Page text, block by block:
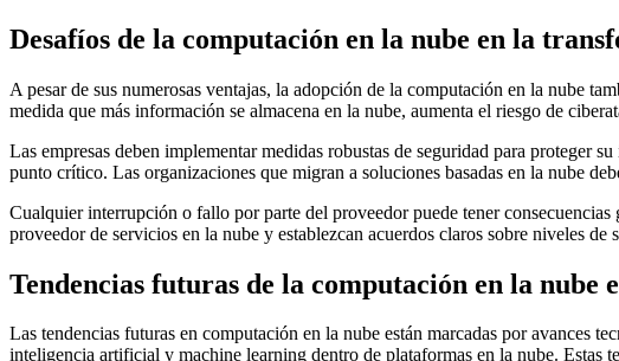
Desafíos de la computación en la nube en la
A pesar de sus numerosas ventajas, la adopción de la computación en la nube
medida que más información se almacena en la nube, aumenta el riesgo de
Las empresas deben implementar medidas robustas de seguridad para proteger
punto crítico. Las organizaciones que migran a soluciones basadas en la nube
Cualquier interrupción o fallo por parte del proveedor puede tener
proveedor de servicios en la nube y establezcan acuerdos claros sobre niveles de
Tendencias futuras de la computación en la
Las tendencias futuras en computación en la nube están marcadas por avances
inteligencia artificial y machine learning dentro de plataformas en la nube. Estas